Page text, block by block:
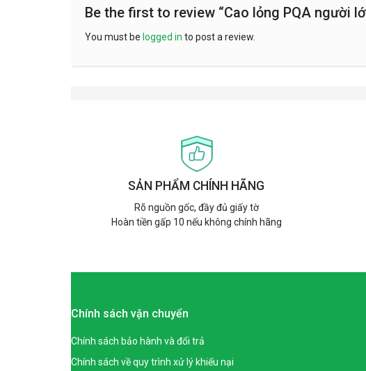
Be the first to review “Cao lỏng PQA người
You must be logged in to post a review.
SẢN PHẨM CHÍNH HÃNG
Rõ nguồn gốc, đầy đủ giấy tờ
Hoàn tiền gấp 10 nếu không chính hãng
Chính sách vận chuyển
Chính sách bảo hành và đổi trả
Chính sách về quy trình xử lý khiếu nại